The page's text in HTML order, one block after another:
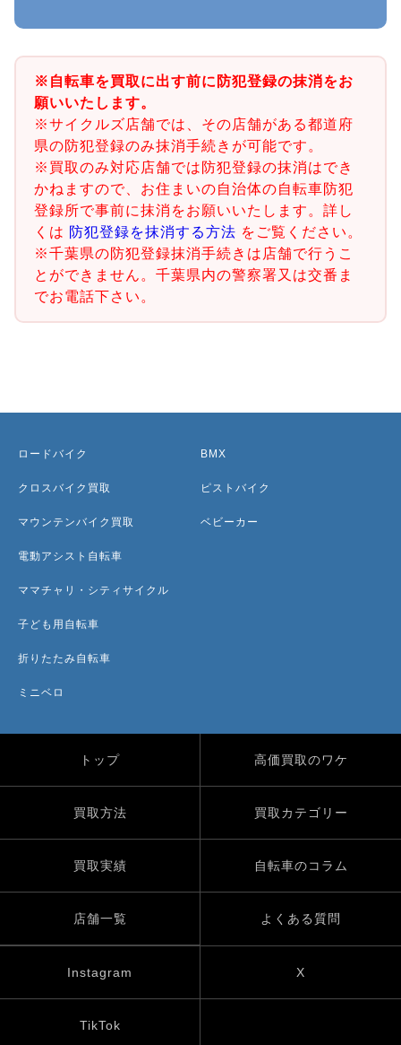
※自転車を買取に出す前に防犯登録の抹消をお
願いいたします。
※サイクルズ店舗では、その店舗がある都道府
県の防犯登録のみ抹消手続きが可能です。
※買取のみ対応店舗では防犯登録の抹消はでき
かねますので、お住まいの自治体の自転車防犯
登録所で事前に抹消をお願いいたします。詳し
くは 防犯登録を抹消する方法 をご覧ください。
※千葉県の防犯登録抹消手続きは店舗で行うこ
とができません。千葉県内の警察署又は交番ま
でお電話下さい。
ロードバイク
クロスバイク買取
マウンテンバイク買取
電動アシスト自転車
ママチャリ・シティサイクル
子ども用自転車
折りたたみ自転車
ミニベロ
BMX
ピストバイク
ベビーカー
トップ 高価買取のワケ
買取方法 買取カテゴリー
買取実績 自転車のコラム
店舗一覧 よくある質問
Instagram X
TikTok